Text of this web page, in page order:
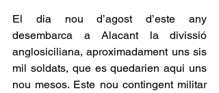
El dia nou d’agost d’este any
desembarca a Alacant la divissió
anglosiciliana, aproximadament uns sis
mil soldats, que es quedarien aqui uns
nou mesos. Este nou contingent militar